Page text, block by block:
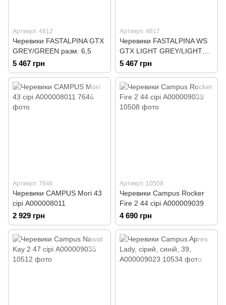
Артикул: 4812
Черевики FASTALPINA GTX
GREY/GREEN разм. 6,5
5 467 грн
Артикул: 4817
Черевики FASTALPINA WS
GTX LIGHT GREY/LIGHT
BLUE разм. 4
5 467 грн
Артикул: 7646
Черевики CAMPUS Mori 43
сірі А000008011
2 929 грн
Артикул: 10508
Черевики Campus Rocker
Fire 2 44 сірі А000009039
4 690 грн